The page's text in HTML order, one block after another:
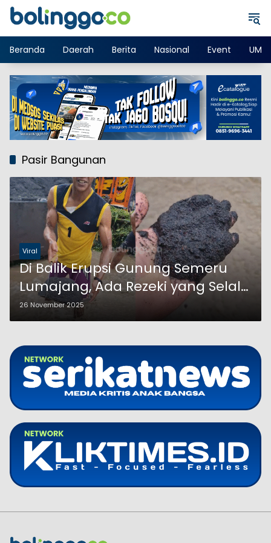
Langsung
Beranda
Daerah Berita Nasional Event
Pasir Bangunan
Viral
Di Balik Erupsi Gunung Semeru
Lumajang, Ada Rezeki yang Selalu
Mengalir
26 November 2025